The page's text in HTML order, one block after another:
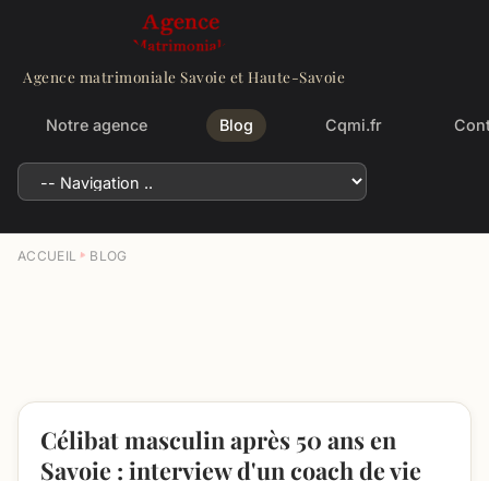
Agence matrimoniale Savoie et Haute-Savoie
Notre agence Blog Cqmi.fr
ACCUEIL BLOG
Célibat masculin après 50 ans en
Savoie : interview d'un coach de vie